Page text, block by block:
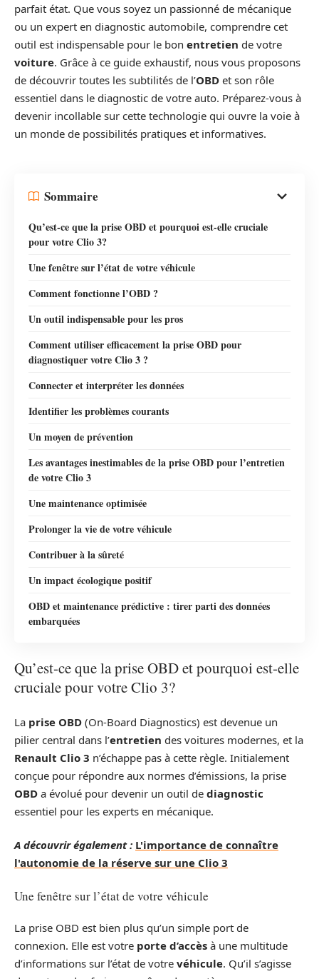
parfait état. Que vous soyez un passionné de mécanique
ou un expert en diagnostic automobile, comprendre cet
outil est indispensable pour le bon entretien de votre
voiture. Grâce à ce guide exhaustif, nous vous proposons
de découvrir toutes les subtilités de l’OBD et son rôle
essentiel dans le diagnostic de votre auto. Préparez-vous à
devenir incollable sur cette technologie qui ouvre la voie à
un monde de possibilités pratiques et informatives.
Sommaire
Qu’est-ce que la prise OBD et pourquoi est-elle cruciale
pour votre Clio 3?
Une fenêtre sur l’état de votre véhicule
Comment fonctionne l’OBD ?
Un outil indispensable pour les pros
Comment utiliser efficacement la prise OBD pour
diagnostiquer votre Clio 3 ?
Connecter et interpréter les données
Identifier les problèmes courants
Un moyen de prévention
Les avantages inestimables de la prise OBD pour l’entretien
de votre Clio 3
Une maintenance optimisée
Prolonger la vie de votre véhicule
Contribuer à la sûreté
Un impact écologique positif
OBD et maintenance prédictive : tirer parti des données
embarquées
Qu’est-ce que la prise OBD et pourquoi est-elle
cruciale pour votre Clio 3?
La prise OBD (On-Board Diagnostics) est devenue un
pilier central dans l’entretien des voitures modernes, et la
Renault Clio 3 n’échappe pas à cette règle. Initialement
conçue pour répondre aux normes d’émissions, la prise
OBD a évolué pour devenir un outil de diagnostic
essentiel pour les experts en mécanique.
A découvrir également : L'importance de connaître
l'autonomie de la réserve sur une Clio 3
Une fenêtre sur l’état de votre véhicule
La prise OBD est bien plus qu’un simple port de
connexion. Elle est votre porte d’accès à une multitude
d’informations sur l’état de votre véhicule. Qu’il s’agisse